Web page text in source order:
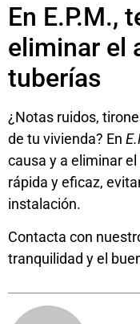
En E.P.M.,
eliminar el
tuberías
¿Notas ruidos,
de tu vivienda? En
causa y a eliminar
rápida y eficaz,
instalación.
Contacta con
tranquilidad y el